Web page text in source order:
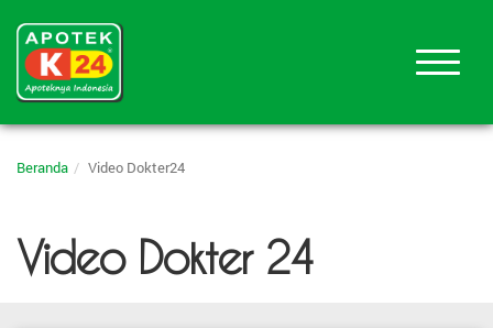
Beranda Video Dokter24
Video Dokter 24